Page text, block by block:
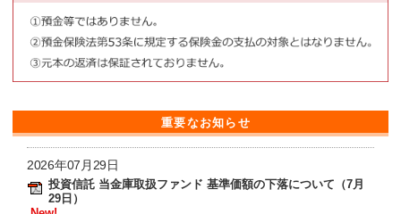
重要なお知らせ
2026年07月29日
投資信託 当金庫取扱ファンド 基準価額の下落について（7月
29日）